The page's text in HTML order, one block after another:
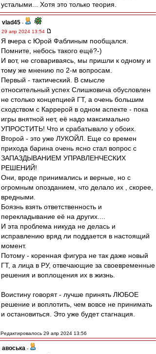
усталыми... Хотя это только теория.
vlad45 -
29 апр 2024 13:54
Я вчера с Юрой Фаблиным пообщался.
Помните, небось такого ещё?-)
И вот, не сговариваясь, мы пришли к одному и
тому же мнению по 2-м вопросам.
Первый - тактический. В смысле
относительный успех Слишковича обусловлен
не столько концепцией ГТ, а очень большим
сходством с Каррерой в одном аспекте - пока
игры внятной нет, её надо максимально
УПРОСТИТЬ! Что и срабатывало у обоих.
Второй - это уже ЛУКОЙЛ. Еще со времен
прихода барина очень ясно стал вопрос с
ЗАПАЗДЫВАНИЕМ УПРАВЛЕНЧЕСКИХ
РЕШЕНИЙ!
Они, вроде принимались и верные, но с
огромным опозданием, что делало их , скорее,
вредными.
Боязнь взять ответственность и
перекладывание её на других....
И эта проблема никуда не делась и
исправлению вряд ли поддается в настоящий
момент.
Потому - коренная фигура не так даже новый
ГТ, а лица в РУ, отвечающие за своевременные
решения и воплощения их в жизнь.
Воистину говорят - лучше принять ЛЮБОЕ
решение и воплотить, чем вовсе не принимать
и остановиться. Это уже будет стагнация.
Редактировалось 29 апр 2024 13:56
авоська -